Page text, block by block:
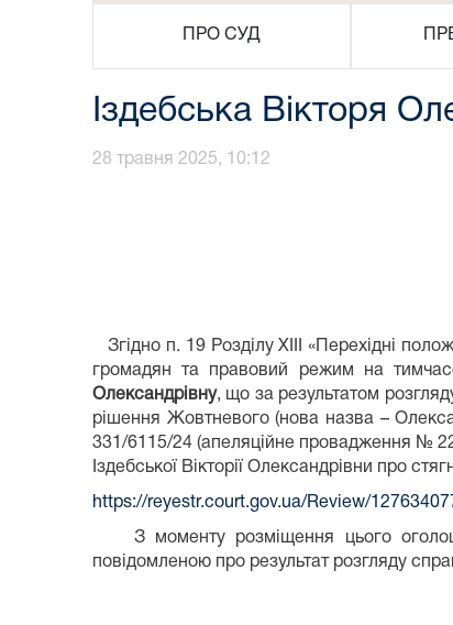
ПРО СУД
Іздебська Вікторя
28 травня 2025, 10:12
Згідно п. 19 Розділу XIII «Перехідні
громадян та правовий режим на
Олександрівну, що за результатом
рішення Жовтневого (нова назва –
331/6115/24 (апеляційне
Іздебської Вікторії Олександрівни про
https://reyestr.court.gov.ua/Review/
З моменту розміщення цього
повідомленою про результат розгляду